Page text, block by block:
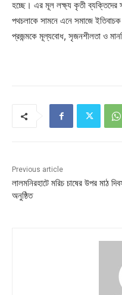
হচ্ছে। এর মূল লক্ষ্য কৃতী ব্যক্তিদের
পথচলাকে সামনে এনে সমাজে
প্রজন্মকে মূল্যবোধ, সৃজনশীলতা ও
Previous article
লালমনিরহাটে মরিচ চাষের উপর মাঠ
অনুষ্ঠিত